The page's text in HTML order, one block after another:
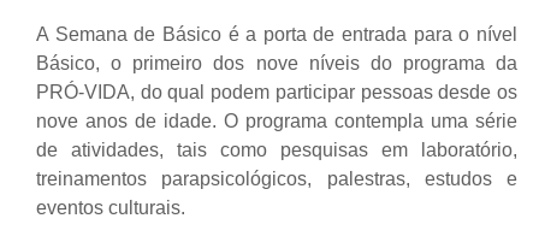
A Semana de Básico é a porta de entrada para o nível
Básico, o primeiro dos nove níveis do programa da
PRÓ-VIDA, do qual podem participar pessoas desde os
nove anos de idade. O programa contempla uma série
de atividades, tais como pesquisas em laboratório,
treinamentos parapsicológicos, palestras, estudos e
eventos culturais.